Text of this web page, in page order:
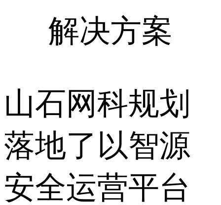
解决方案
山石网科规划
落地了以智源
安全运营平台